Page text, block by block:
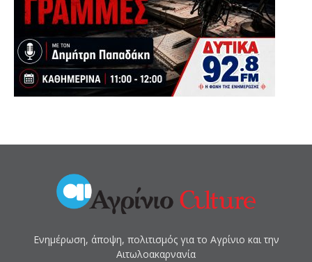
Ενημέρωση, άποψη, πολιτισμός για το Αγρίνιο και την
Αιτωλοακαρνανία